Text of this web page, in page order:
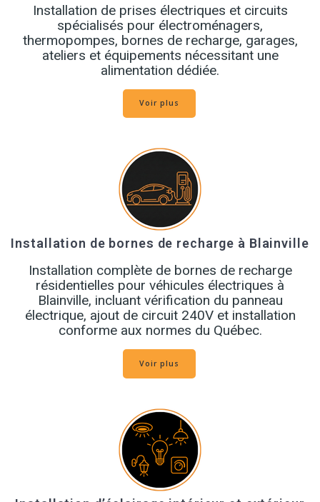
Installation de prises électriques et circuits
spécialisés pour électroménagers,
thermopompes, bornes de recharge, garages,
ateliers et équipements nécessitant une
alimentation dédiée.
Voir plus
Installation de bornes de recharge à Blainville
Installation complète de bornes de recharge
résidentielles pour véhicules électriques à
Blainville, incluant vérification du panneau
électrique, ajout de circuit 240V et installation
conforme aux normes du Québec.
Voir plus